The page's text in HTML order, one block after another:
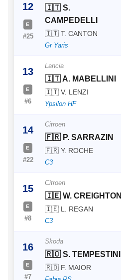
12
E
#25
🇮🇹 S.
CAMPEDELLI
🇮🇹 T. CANTON
Gr Yaris
13
E
#6
Lancia
🇮🇹 A. MABELLINI
🇮🇹 V. LENZI
Ypsilon HF
14
E
#22
Citroen
🇫🇷 P. SARRAZIN
🇫🇷 Y. ROCHE
C3
15
E
#8
Citroen
🇮🇪 W. CREIGHTON
🇮🇪 L. REGAN
C3
16
E
#7
Skoda
🇷🇴 S. TEMPESTINI
🇷🇴 F. MAIOR